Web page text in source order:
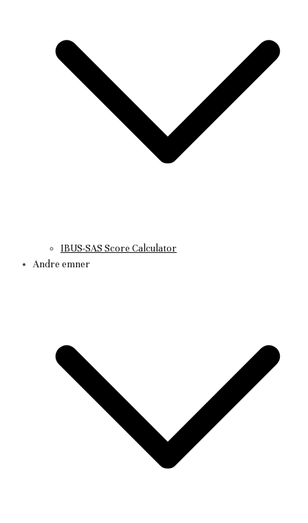
IBUS-SAS Score Calculator
Andre emner